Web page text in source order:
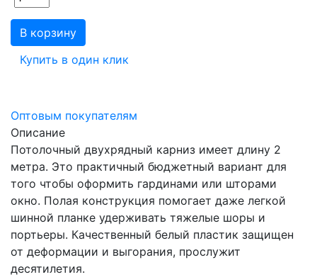
В корзину
Купить в один клик
Оптовым покупателям
Описание
Потолочный двухрядный карниз имеет длину 2
метра. Это практичный бюджетный вариант для
того чтобы оформить гардинами или шторами
окно. Полая конструкция помогает даже легкой
шинной планке удерживать тяжелые шоры и
портьеры. Качественный белый пластик защищен
от деформации и выгорания, прослужит
десятилетия.